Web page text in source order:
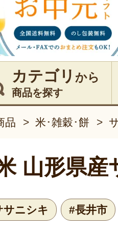
カテゴリ から
商品を探す
品 > 米･雑穀･餅 >
山形県産
サニシキ #長井市